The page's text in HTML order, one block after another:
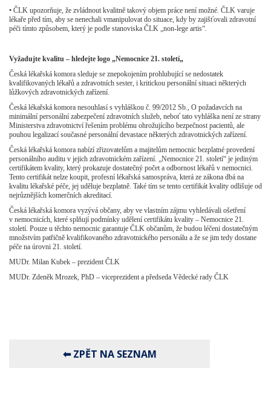
• ČLK upozorňuje, že zvládnout kvalitně takový objem práce není možné. ČLK varuje
lékaře před tím, aby se nenechali vmanipulovat do situace, kdy by zajišťovali zdravotní
péči tímto způsobem, který je podle stanoviska ČLK „non-lege artis“.
Vyžadujte kvalitu – hledejte logo „Nemocnice 21. století„
Česká lékařská komora sleduje se znepokojením prohlubující se nedostatek
kvalifikovaných lékařů a zdravotních sester, i kritickou personální situaci některých
lůžkových zdravotnických zařízení.
Česká lékařská komora nesouhlasí s vyhláškou č. 99/2012 Sb., O požadavcích na
minimální personální zabezpečení zdravotních služeb, neboť tato vyhláška není ze strany
Ministerstva zdravotnictví řešením problému ohrožujícího bezpečnost pacientů, ale
pouhou legalizací současné personální devastace některých zdravotnických zařízení.
Česká lékařská komora nabízí zřizovatelům a majitelům nemocnic bezplatné provedení
personálního auditu v jejich zdravotnickém zařízení. „Nemocnice 21. století“ je jediným
certifikátem kvality, který prokazuje dostatečný počet a odbornost lékařů v nemocnici.
Tento certifikát nelze koupit, profesní lékařská samospráva, která ze zákona dbá na
kvalitu lékařské péče, jej uděluje bezplatně. Také tím se tento certifikát kvality odlišuje od
nejrůznějších komerčních akreditací.
Česká lékařská komora vyzývá občany, aby ve vlastním zájmu vyhledávali ošetření
v nemocnicích, které splňují podmínky udělení certifikátu kvality – Nemocnice 21.
století. Pouze u těchto nemocnic garantuje ČLK občanům, že budou léčeni dostatečným
množstvím patřičně kvalifikovaného zdravotnického personálu a že se jim tedy dostane
péče na úrovni 21. století.
MUDr. Milan Kubek – prezident ČLK
MUDr. Zdeněk Mrozek, PhD – viceprezident a předseda Vědecké rady ČLK